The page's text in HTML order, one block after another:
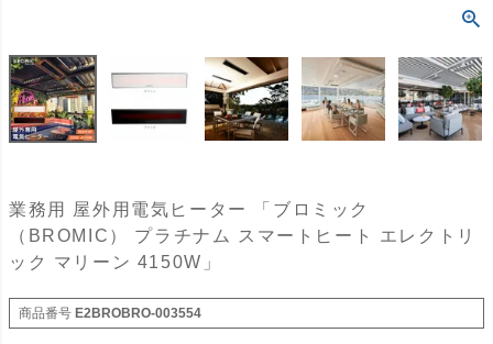
業務用 屋外用電気ヒーター 「ブロミック
（BROMIC） プラチナム スマートヒート エレクトリ
ック マリーン 4150W」
商品番号 E2BROBRO-003554